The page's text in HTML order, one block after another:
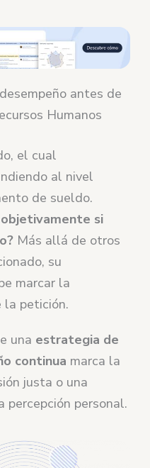
antes de
Humanos
el cual
al nivel
de sueldo.
si
Más allá de otros
su
marcar la
la petición.
una estrategia de
continua marca la
justa o una
percepción personal.